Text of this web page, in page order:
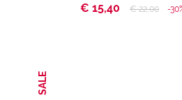
€ 15,40
Price reduced
€ 22,00to -
SALE